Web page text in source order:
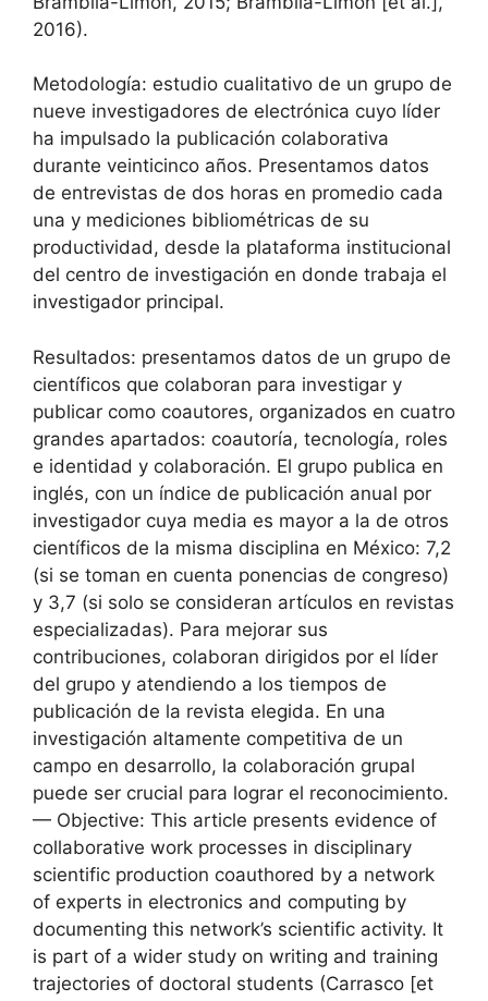
2016).
Metodología: estudio cualitativo de un grupo de
nueve investigadores de electrónica cuyo líder
ha impulsado la publicación colaborativa
durante veinticinco años. Presentamos datos
de entrevistas de dos horas en promedio cada
una y mediciones bibliométricas de su
productividad, desde la plataforma institucional
del centro de investigación en donde trabaja el
investigador principal.
Resultados: presentamos datos de un grupo de
científicos que colaboran para investigar y
publicar como coautores, organizados en cuatro
grandes apartados: coautoría, tecnología, roles
e identidad y colaboración. El grupo publica en
inglés, con un índice de publicación anual por
investigador cuya media es mayor a la de otros
científicos de la misma disciplina en México: 7,2
(si se toman en cuenta ponencias de congreso)
y 3,7 (si solo se consideran artículos en revistas
especializadas). Para mejorar sus
contribuciones, colaboran dirigidos por el líder
del grupo y atendiendo a los tiempos de
publicación de la revista elegida. En una
investigación altamente competitiva de un
campo en desarrollo, la colaboración grupal
puede ser crucial para lograr el reconocimiento.
— Objective: This article presents evidence of
collaborative work processes in disciplinary
scientific production coauthored by a network
of experts in electronics and computing by
documenting this network’s scientific activity. It
is part of a wider study on writing and training
trajectories of doctoral students (Carrasco [et